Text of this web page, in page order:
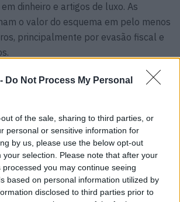
Do Not Process My Personal
of the sale, sharing to third parties, or
personal or sensitive information for
by us, please use the below opt-out
your selection. Please note that after your
you may continue seeing
based on personal information utilized by
disclosed to third parties prior to
dinheiro e artigos de luxo. As
o valor do esquema em pelo menos
principalmente por evasão fiscal e
com as autoridades locais,
importantes, incluindo o suposto
também haja cidadãos russos.
práticas de evasão fiscal utilizando
e documentos falsificados para
dos veículos ao entrar na